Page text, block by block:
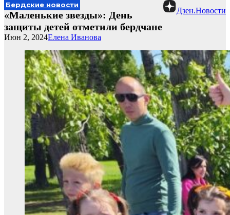
Дзен.Новости
Бердские новости
«Маленькие звезды»: День
защиты детей отметили бердчане
Елена Иванова
Июн 2, 2024